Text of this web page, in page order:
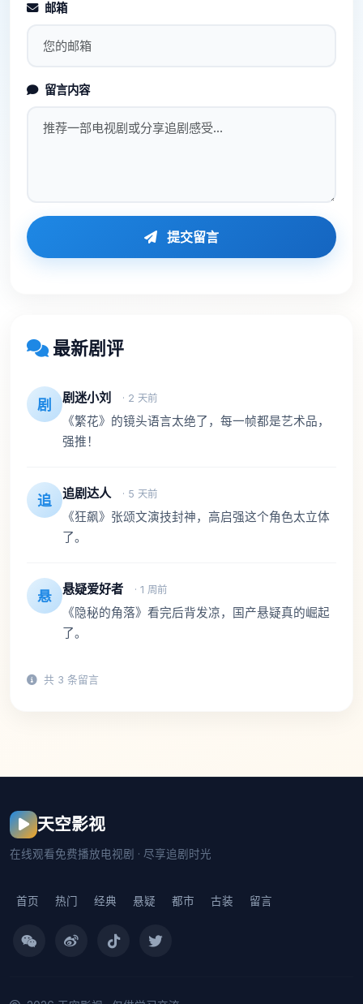
邮箱
留言内容
提交留言
最新剧评
剧 剧迷小刘 · 2 天前
《繁花》的镜头语言太绝了，每一帧都是艺术品，
强推！
追 追剧达人 · 5 天前
《狂飙》张颂文演技封神，高启强这个角色太立体
了。
悬 悬疑爱好者 · 1 周前
《隐秘的角落》看完后背发凉，国产悬疑真的崛起
了。
共 3 条留言
天空影视
在线观看免费播放电视剧 · 尽享追剧时光
首页 热门 经典 悬疑 都市 古装 留言